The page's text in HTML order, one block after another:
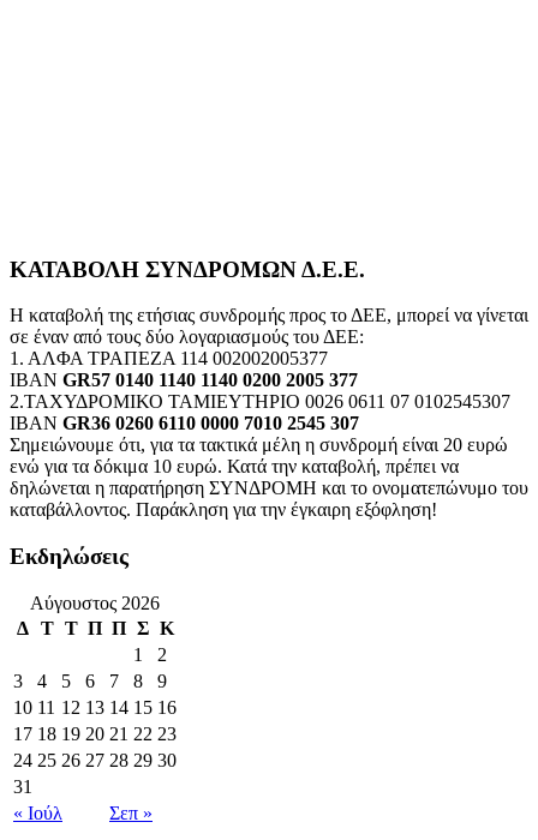
ΚΑΤΑΒΟΛΗ ΣΥΝΔΡΟΜΩΝ Δ.Ε.Ε.
Η καταβολή της ετήσιας συνδρομής προς το ΔΕΕ, μπορεί να γίνεται
σε έναν από τους δύο λογαριασμούς του ΔΕΕ:
1. ΑΛΦΑ ΤΡΑΠΕΖΑ 114 002002005377
IBAN GR57 0140 1140 1140 0200 2005 377
2.ΤΑΧΥΔΡΟΜΙΚΟ ΤΑΜΙΕΥΤΗΡΙΟ 0026 0611 07 0102545307
IBAN GR36 0260 6110 0000 7010 2545 307
Σημειώνουμε ότι, για τα τακτικά μέλη η συνδρομή είναι 20 ευρώ
ενώ για τα δόκιμα 10 ευρώ. Κατά την καταβολή, πρέπει να
δηλώνεται η παρατήρηση ΣΥΝΔΡΟΜΗ και το ονοματεπώνυμο του
καταβάλλοντος. Παράκληση για την έγκαιρη εξόφληση!
Εκδηλώσεις
Αύγουστος 2026
Δ Τ Τ Π Π Σ Κ
1
2
3
4 5 6 7 8
9
10 11 12 13 14 15 16
17 18 19 20 21 22 23
24 25 26 27 28 29 30
31
« Ιούλ
Σεπ »